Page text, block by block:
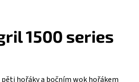
1500 series
pěti hořáky a bočním wok hořákem